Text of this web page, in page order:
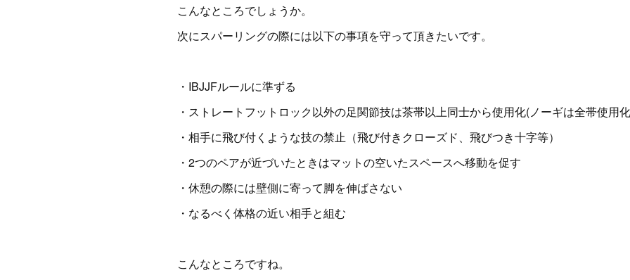
こんなところでしょうか。
次にスパーリングの際には以下の事項を守って頂きたいです。
・IBJJFルールに準ずる
・ストレートフットロック以外の足関節技は茶帯以上同士から使用化(ノーギは全帯使用
・相手に飛び付くような技の禁止（飛び付きクローズド、飛びつき十字等）
・2つのペアが近づいたときはマットの空いたスペースへ移動を促す
・休憩の際には壁側に寄って脚を伸ばさない
・なるべく体格の近い相手と組む
こんなところですね。